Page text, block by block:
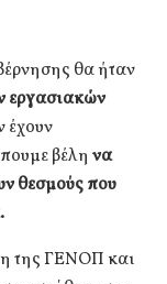
θα ήταν
εργασιακών
έχουν
βέλη να
θεσμούς που
της ΓΕΝΟΠ και